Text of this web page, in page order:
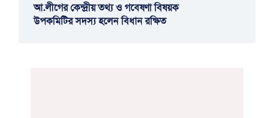
আ.লীগের কেন্দ্রীয় তথ্য ও গবেষণা বিষয়ক
উপকমিটির সদস্য হলেন বিধান রক্ষিত